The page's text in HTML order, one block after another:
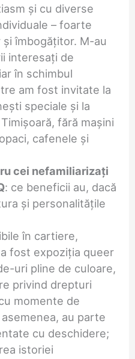
și cu diverse
– foarte
îmbogățitor. M-au
interesați de
în schimbul
am fost invitate la
speciale și la
fără mașini
cafenele și
cei nefamiliarizați
: ce beneficii au, dacă
și personalitățile
în cartiere,
fost expoziția queer
uri pline de culoare,
privind drepturi
momente de
au parte
cu deschidere;
istoriei